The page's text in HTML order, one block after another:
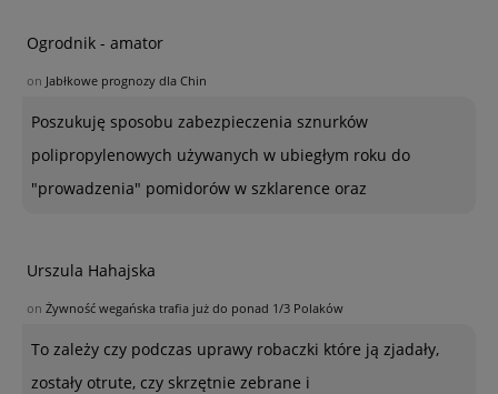
Ogrodnik - amator
on Jabłkowe prognozy dla Chin
Poszukuję sposobu zabezpieczenia sznurków
polipropylenowych używanych w ubiegłym roku do
"prowadzenia" pomidorów w szklarence oraz
Urszula Hahajska
on Żywność wegańska trafia już do ponad 1/3 Polaków
To zależy czy podczas uprawy robaczki które ją zjadały,
zostały otrute, czy skrzętnie zebrane i